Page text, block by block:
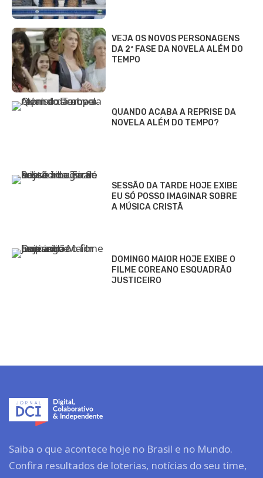
VEJA OS NOVOS PERSONAGENS
DA 2ª FASE DA NOVELA ALÉM DO
TEMPO
QUANDO ACABA A REPRISE DA
NOVELA ALÉM DO TEMPO?
SESSÃO DA TARDE HOJE EXIBE
EU SÓ POSSO IMAGINAR SOBRE
A MÚSICA CRISTÃ
DOMINGO MAIOR HOJE EXIBE O
FILME COREANO ESQUADRÃO
JUSTICEIRO
Saiba o que acontece hoje no Brasil e no Mundo.
Confira resultados de loterias, notícias do seu time,